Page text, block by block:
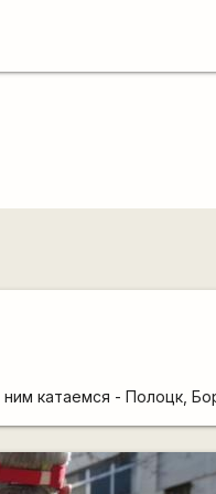
катаемся - Полоцк,